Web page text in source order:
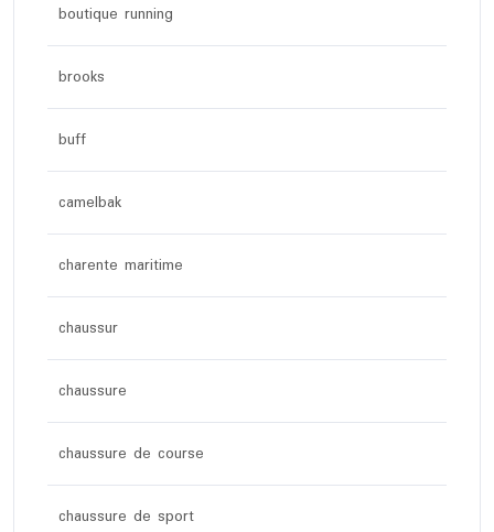
boutique running
brooks
buff
camelbak
charente maritime
chaussur
chaussure
chaussure de course
chaussure de sport